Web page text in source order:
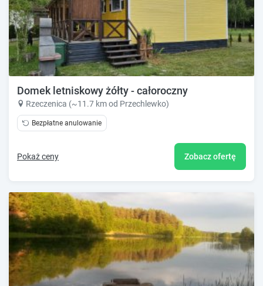
Domek letniskowy żółty - całoroczny
Rzeczenica (~11.7 km od Przechlewko)
Bezpłatne anulowanie
Pokaż ceny Zobacz ofertę